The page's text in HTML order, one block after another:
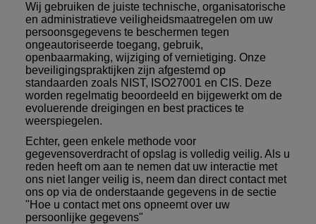
Wij gebruiken de juiste technische, organisatorische
en administratieve veiligheidsmaatregelen om uw
persoonsgegevens te beschermen tegen
ongeautoriseerde toegang, gebruik,
openbaarmaking, wijziging of vernietiging. Onze
beveiligingspraktijken zijn afgestemd op
standaarden zoals NIST, ISO27001 en CIS. Deze
worden regelmatig beoordeeld en bijgewerkt om de
evoluerende dreigingen en best practices te
weerspiegelen.
Echter, geen enkele methode voor
gegevensoverdracht of opslag is volledig veilig. Als u
reden heeft om aan te nemen dat uw interactie met
ons niet langer veilig is, neem dan direct contact met
ons op via de onderstaande gegevens in de sectie
"Hoe u contact met ons opneemt over uw
persoonlijke gegevens"